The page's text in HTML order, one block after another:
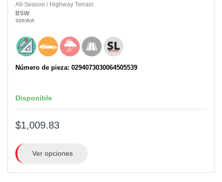
All-Season / Highway Terrain
BSW
320/A/A
Número de pieza: 0294073030064505539
Disponible
$1,009.83
Ver opciones